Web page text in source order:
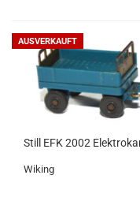
AUSVERKAUFT
Still EFK 2002
Wi­king